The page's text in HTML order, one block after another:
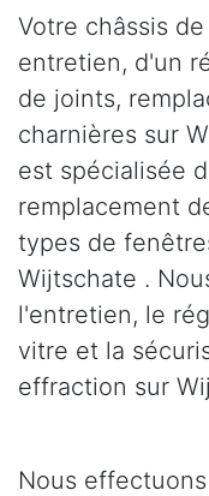
Votre châssis
entretien, d'un
de joints,
charnières sur
est spécialisée
remplacement
types de
Wijtschate .
l'entretien, le
vitre et la
effraction sur
Nous